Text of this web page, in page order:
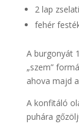
2 lap
fehér
A burgonyát
„szem”
ahova majd
A konfitáló
puhára